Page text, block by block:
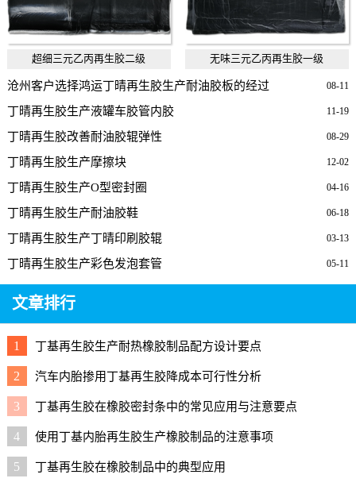
超细三元乙丙再生胶二级 无味三元乙丙再生胶一级
08-11
沧州客户选择鸿运丁晴再生胶生产耐油胶板的经过
11-19
丁晴再生胶生产液罐车胶管内胶
08-29
丁晴再生胶改善耐油胶辊弹性
12-02
丁晴再生胶生产摩擦块
04-16
丁晴再生胶生产O型密封圈
06-18
丁晴再生胶生产耐油胶鞋
03-13
丁晴再生胶生产丁晴印刷胶辊
05-11
丁晴再生胶生产彩色发泡套管
文章排行
1 丁基再生胶生产耐热橡胶制品配方设计要点
2 汽车内胎掺用丁基再生胶降成本可行性分析
3 丁基再生胶在橡胶密封条中的常见应用与注意要点
4 使用丁基内胎再生胶生产橡胶制品的注意事项
5 丁基再生胶在橡胶制品中的典型应用